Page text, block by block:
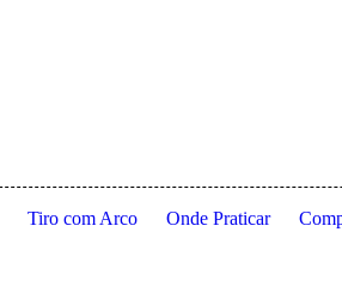
Tiro com Arco Onde Praticar